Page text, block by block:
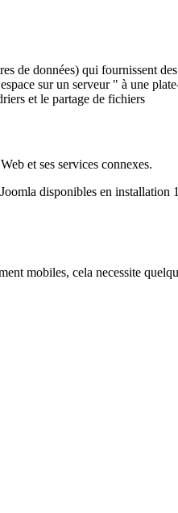
de données) qui fournissent
sur un serveur " à une
et le partage de fichiers
et ses services connexes.
disponibles en installation
mobiles, cela necessite